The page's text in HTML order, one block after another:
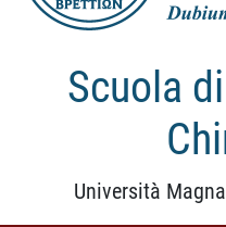
Scuola
Università